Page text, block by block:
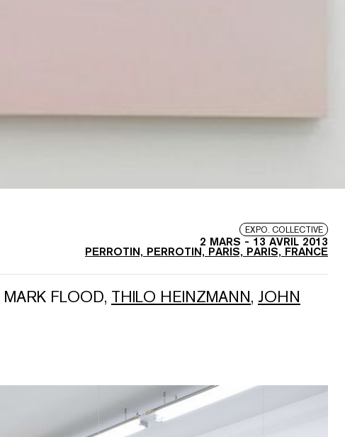
EXPO. COLLECTIVE
2 MARS - 13 AVRIL 2013
PERROTIN, PERROTIN, PARIS, PARIS, FRANCE
MARK FLOOD, THILO HEINZMANN, JOHN